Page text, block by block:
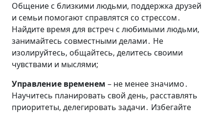
Общение с близкими людьми‚ поддержка друзей
и семьи помогают справлятся со стрессом․
Найдите время для встреч с любимыми людьми‚
занимайтесь совместными делами․ Не
изолируйтесь‚ общайтесь‚ делитесь своими
чувствами и мыслями;
Управление временем – не менее значимо․
Научитесь планировать свой день‚ расставлять
приоритеты‚ делегировать задачи․ Избегайте